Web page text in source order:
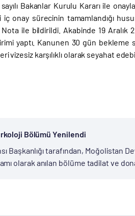
Bakanlar Kurulu Kararı ile
iç onay sürecinin tamamlandığı
Nota ile bildirildi. Akabinde 19
yaptı. Kanunen 30 gün bekleme
karşılıklı olarak seyahat
Bölümü Yenilendi
Başkanlığı tarafından, Moğolistan
olarak anılan bölüme tadilat ve